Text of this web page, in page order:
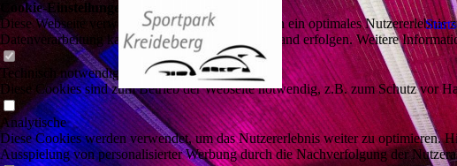
Cookie-Einstellungen
Diese Webseite verwendet Cookies, um Besuchern ein optimales
Datenverarbeitung kann dann auch in einem Drittland erfolgen. Weitere
Technisch notwendige
Diese Cookies sind zum Betrieb der Webseite notwendig, z.B. zum Schutz vor
Analytische
Diese Cookies werden verwendet, um das Nutzererlebnis weiter zu optimieren.
Ausspielung von personalisierter Werbung durch die Nachverfolgung der